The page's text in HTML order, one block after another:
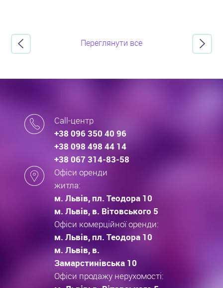
Переглянути все
Call-центр
+38 096 350 40 96
+38 098 498 44 14
+38 067 314-83-58
Офіси оренди
житла:
м. Львів, пл. Теодора 10
м. Львів, в. Вітовського 5
Офіси комерційної оренди:
м. Львів, пл. Теодора 10
м. Львів, в.
Замарстинівська 10
Офіси продажу нерухомості: